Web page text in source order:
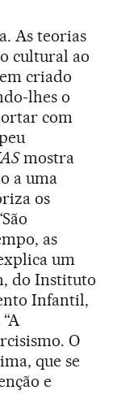
As teorias
cultural ao
criado
lhes o
com
mostra
a uma
os
as
um
do Instituto
Infantil,
O
que se
e